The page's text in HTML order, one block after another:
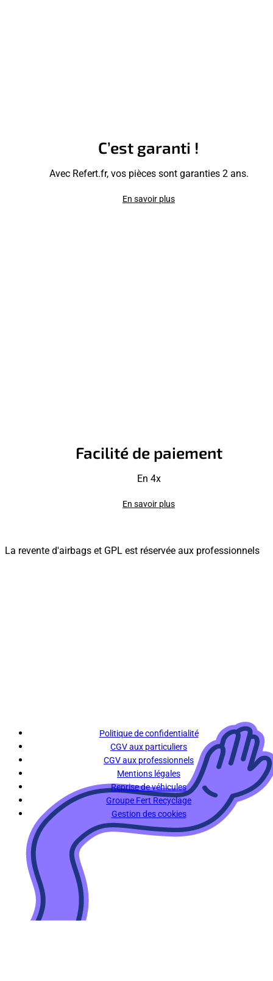
C’est garanti !
Avec Refert.fr, vos pièces sont garanties 2 ans.
En savoir plus
Facilité de paiement
En 4x
En savoir plus
La revente d'airbags et GPL est réservée aux professionnels
Politique de confidentialité
CGV aux particuliers
CGV aux professionnels
Mentions légales
Reprise de véhicules
Groupe Fert Recyclage
Gestion des cookies